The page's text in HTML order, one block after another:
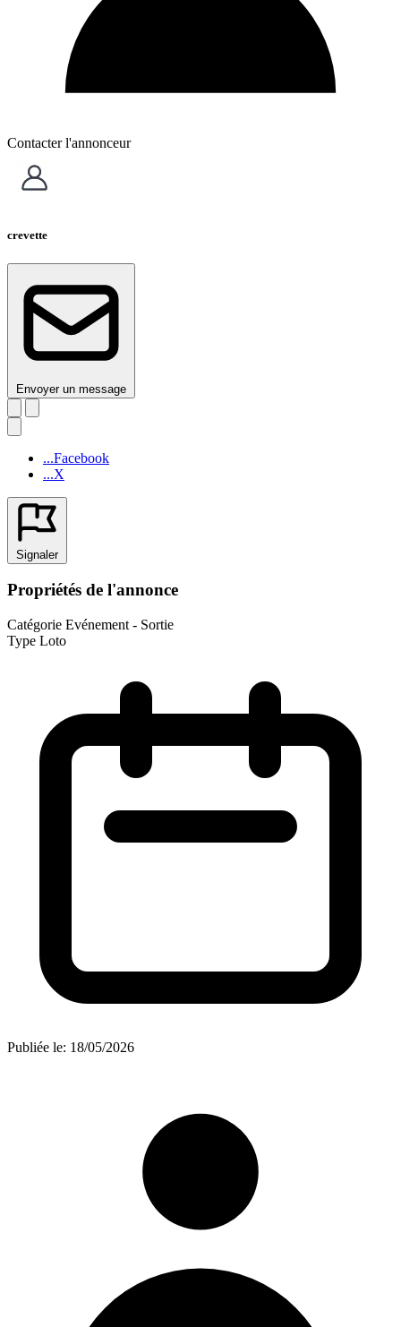
Contacter l'annonceur
crevette
Envoyer un message
...Facebook
...X
Signaler
Propriétés de l'annonce
Catégorie Evénement - Sortie
Type Loto
Publiée le: 18/05/2026